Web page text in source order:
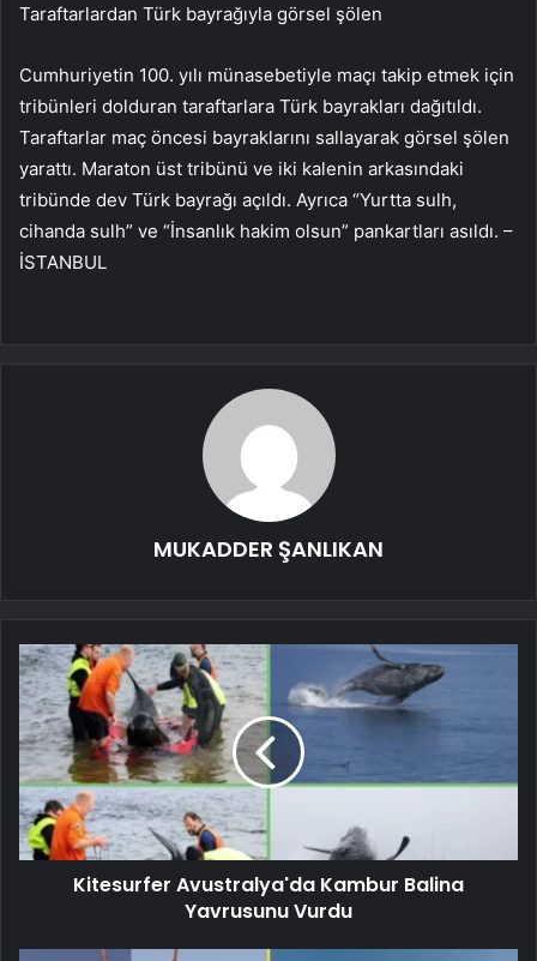
Taraftarlardan Türk bayrağıyla görsel şölen
Cumhuriyetin 100. yılı münasebetiyle maçı takip etmek için
tribünleri dolduran taraftarlara Türk bayrakları dağıtıldı.
Taraftarlar maç öncesi bayraklarını sallayarak görsel şölen
yarattı. Maraton üst tribünü ve iki kalenin arkasındaki
tribünde dev Türk bayrağı açıldı. Ayrıca “Yurtta sulh,
cihanda sulh” ve “İnsanlık hakim olsun” pankartları asıldı. –
İSTANBUL
MUKADDER ŞANLIKAN
Kitesurfer Avustralya'da Kambur Balina
Yavrusunu Vurdu